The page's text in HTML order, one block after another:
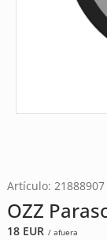
Artículo: 21888907
OZZ
18 EUR / afuera